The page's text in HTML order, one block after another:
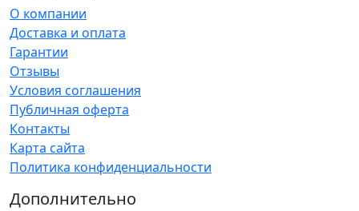
О компании
Доставка и оплата
Гарантии
Отзывы
Условия соглашения
Публичная оферта
Контакты
Карта сайта
Политика конфиденциальности
Дополнительно